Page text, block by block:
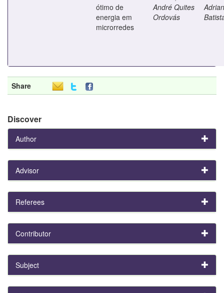
ótimo de
energia em
microrredes
André Quites
Ordovás
Share
Discover
Author
Advisor
Referees
Contributor
Subject